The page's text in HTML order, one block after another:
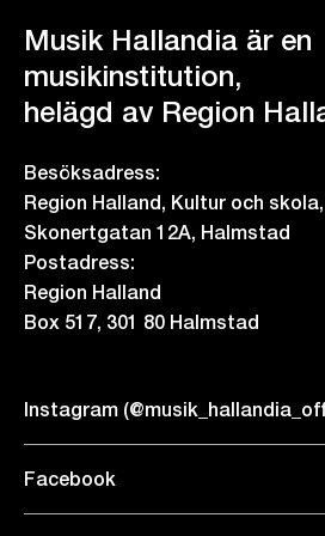
Musik Hallandia är en
musikinstitution,
helägd av Region
Besöksadress:
Region Halland, Kultur och
Skonertgatan 12A, Halmstad
Postadress:
Region Halland
Box 517, 301 80 Halmstad
Instagram
Facebook